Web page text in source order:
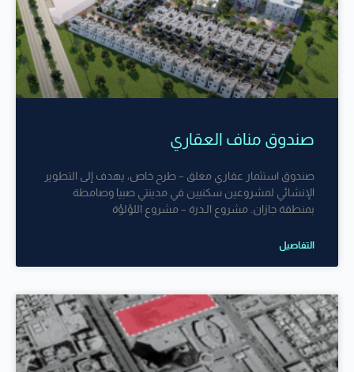
صندوق مناف العقاري
صندوق استثمار عقاري مغلق – طرح خاص، يهدف إلى التطوير
الإنشائي لمشروعين سكنيين في مدينتي صبيا وصامطة
بمنطقة جازان. ​مشروع الـدرة – مشروع اللؤلؤة
التفاصيل